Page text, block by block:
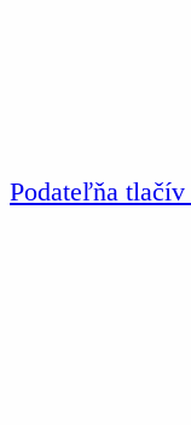
Podateľňa tlačív